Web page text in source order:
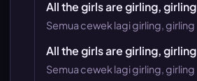
All the girls are girling, girling
Semua cewek lagi girling, girling
All the girls are girling, girling
Semua cewek lagi girling, girling